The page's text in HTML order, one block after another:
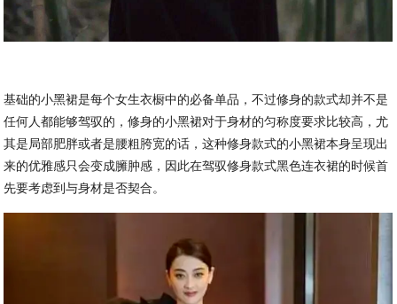
基础的小黑裙是每个女生衣橱中的必备单品，不过修身的款式却并不是
任何人都能够驾驭的，修身的小黑裙对于身材的匀称度要求比较高，尤
其是局部肥胖或者是腰粗胯宽的话，这种修身款式的小黑裙本身呈现出
来的优雅感只会变成臃肿感，因此在驾驭修身款式黑色连衣裙的时候首
先要考虑到与身材是否契合。